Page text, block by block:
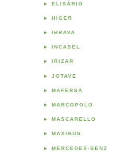
► ELISÁRIO
► HIGER
► IBRAVA
► INCASEL
► IRIZAR
► JOTAVE
► MAFERSA
► MARCOPOLO
► MASCARELLO
► MAXIBUS
► MERCEDES-BENZ